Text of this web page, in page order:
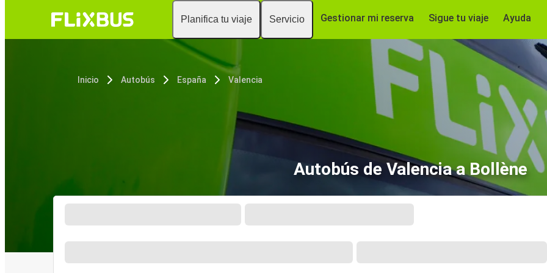
Planifica tu viaje Servicio Gestionar mi reserva Sigue tu viaje Ayuda
Inicio Autobús España Valencia
Autobús de Valencia a Bollène